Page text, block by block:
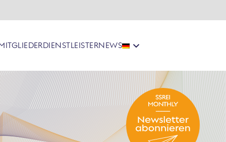
DIENSTLEISTERNEWS